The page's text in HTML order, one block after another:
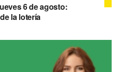
6 de agosto:
la lotería